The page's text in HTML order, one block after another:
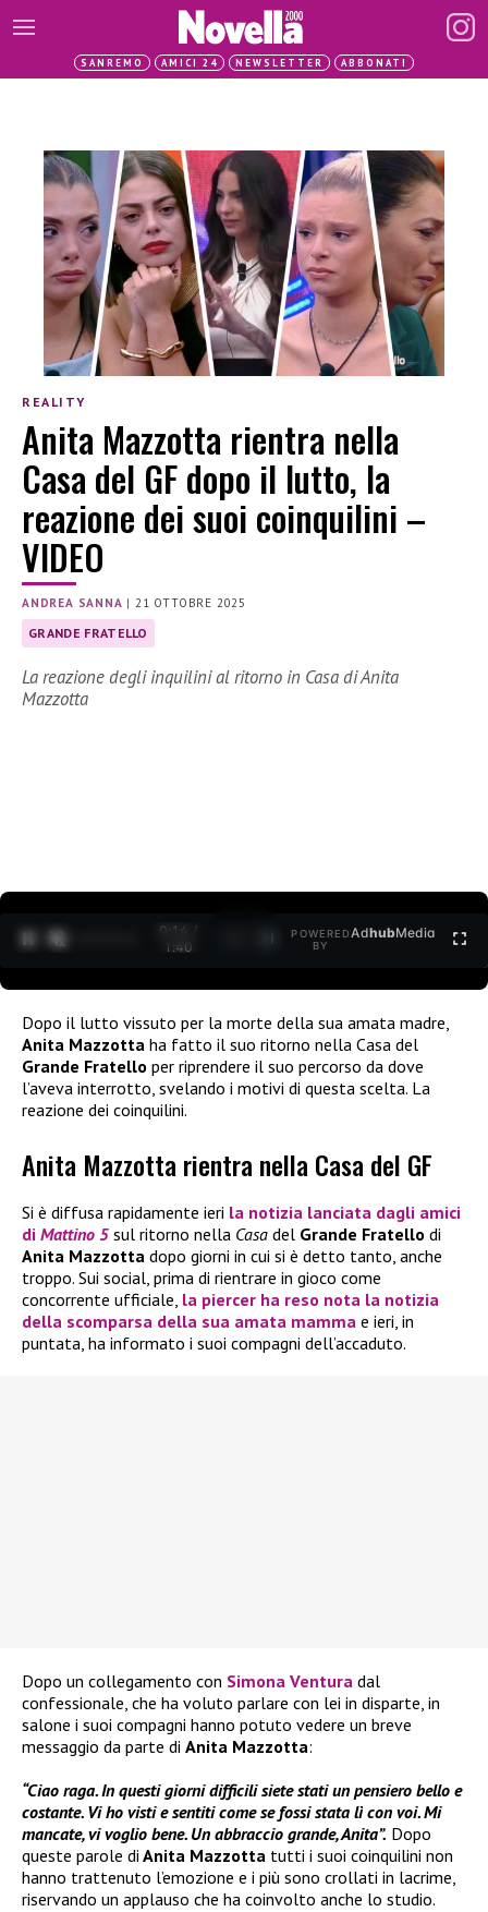
SANREMO AMICI 24 NEWSLETTER ABBONATI
REALITY
Anita Mazzotta rientra nella
Casa del GF dopo il lutto, la
reazione dei suoi coinquilini –
VIDEO
ANDREA SANNA |21 OTTOBRE 2025
GRANDE FRATELLO
La reazione degli inquilini al ritorno in Casa di Anita
Mazzotta
0:15 /
1:40
POWERED
BY
AdhubMedia
Dopo il lutto vissuto per la morte della sua amata madre,
Anita Mazzotta ha fatto il suo ritorno nella Casa del
Grande Fratello per riprendere il suo percorso da dove
l’aveva interrotto, svelando i motivi di questa scelta. La
reazione dei coinquilini.
Anita Mazzotta rientra nella Casa del GF
Si è diffusa rapidamente ieri la notizia lanciata dagli amici
di Mattino 5 sul ritorno nella Casa del Grande Fratello di
Anita Mazzotta dopo giorni in cui si è detto tanto, anche
troppo. Sui social, prima di rientrare in gioco come
concorrente ufficiale, la piercer ha reso nota la notizia
della scomparsa della sua amata mamma e ieri, in
puntata, ha informato i suoi compagni dell’accaduto.
Dopo un collegamento con Simona Ventura dal
confessionale, che ha voluto parlare con lei in disparte, in
salone i suoi compagni hanno potuto vedere un breve
messaggio da parte di Anita Mazzotta:
“Ciao raga. In questi giorni difficili siete stati un pensiero bello e
costante. Vi ho visti e sentiti come se fossi stata lì con voi. Mi
mancate, vi voglio bene. Un abbraccio grande, Anita”. Dopo
queste parole di Anita Mazzotta tutti i suoi coinquilini non
hanno trattenuto l’emozione e i più sono crollati in lacrime,
riservando un applauso che ha coinvolto anche lo studio.